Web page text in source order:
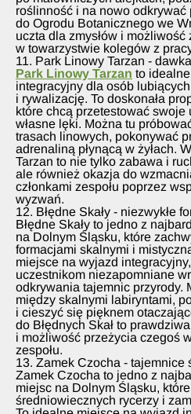
roślinność i na nowo odkrywać
do Ogrodu Botanicznego we
uczta dla zmysłów i
w towarzystwie kolegów z
11. Park Linowy Tarzan -
Park Linowy Tarzan to
integracyjny dla osób
i rywalizację. To doskonała
które chcą przetestować
własne lęki. Można tu
trasach linowych, pokonywać
adrenaliną płynącą w żyłach.
Tarzan to nie tylko zabawa i
ale również okazja do
członkami zespołu poprzez
wyzwań.
12. Błędne Skały - niezwykłe
Błędne Skały to jedno z
na Dolnym Śląsku, które
formacjami skalnymi i
miejsce na wyjazd
uczestnikom niezapomniane
odkrywania tajemnic przyrody.
między skalnymi labiryntami,
i cieszyć się pięknem
do Błędnych Skał to
i możliwość przeżycia czegoś
zespołu.
13. Zamek Czocha -
Zamek Czocha to jedno z
miejsc na Dolnym Śląsku,
średniowiecznych rycerzy i